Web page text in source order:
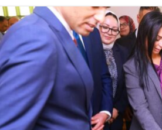
ذوي الإعاقة
الإسكندرية